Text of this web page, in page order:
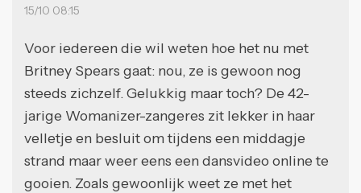
15/10 08:15
Voor iedereen die wil weten hoe het nu met
Britney Spears gaat: nou, ze is gewoon nog
steeds zichzelf. Gelukkig maar toch? De 42-
jarige Womanizer-zangeres zit lekker in haar
velletje en besluit om tijdens een middagje
strand maar weer eens een dansvideo online te
gooien. Zoals gewoonlijk weet ze met het